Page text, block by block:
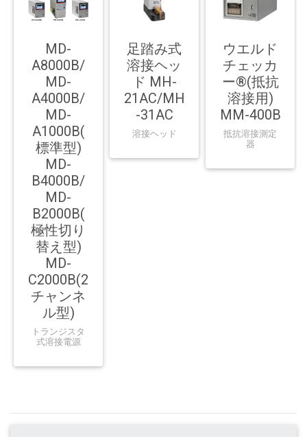
MD-
A8000B/
MD-
A4000B/
MD-
A1000B(
標準型)
MD-
B4000B/
MD-
B2000B(
極性切り
替え型)
MD-
C2000B(2
チャンネ
ル型)
トランジスタ
式溶接電源
足踏み式
溶接ヘッ
ド MH-
21AC/MH
-31AC
溶接ヘッド
ウエルド
チェッカ
ー®(抵抗
溶接用)
MM-400B
抵抗溶接測定
器